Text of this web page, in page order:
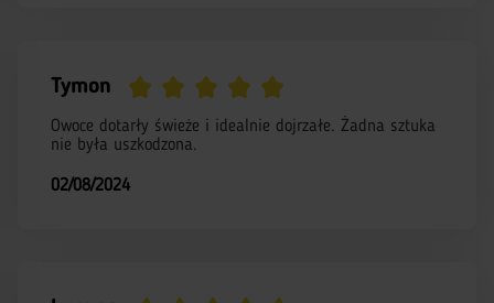
Tymon
Owoce dotarły świeże i idealnie dojrzałe. Żadna sztuka
nie była uszkodzona.
02/08/2024